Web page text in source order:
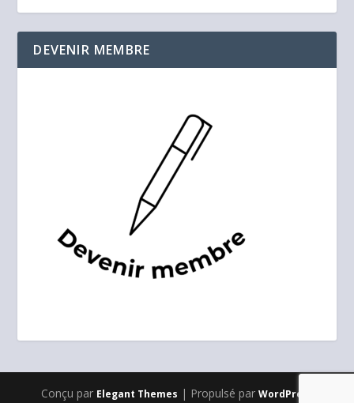
DEVENIR MEMBRE
Conçu par Elegant Themes | Propulsé par WordPress